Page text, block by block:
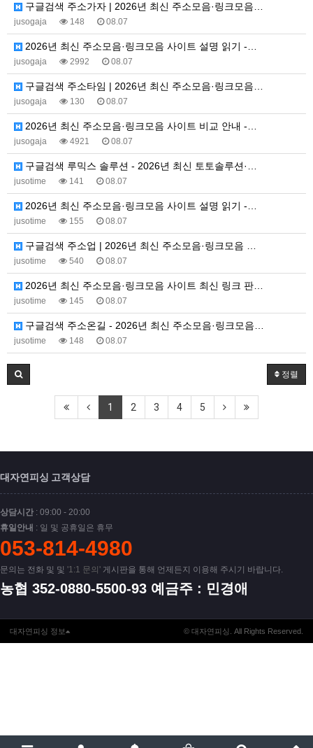
구글검색 주소가자 | 2026년 최신 주소모음·링크모음…
jusogaja 148 08.07
2026년 최신 주소모음·링크모음 사이트 설명 읽기 -…
jusogaja 2992 08.07
구글검색 주소타임 | 2026년 최신 주소모음·링크모음…
jusogaja 130 08.07
2026년 최신 주소모음·링크모음 사이트 비교 안내 -…
jusogaja 4921 08.07
구글검색 루믹스 솔루션 - 2026년 최신 토토솔루션·…
jusotime 141 08.07
2026년 최신 주소모음·링크모음 사이트 설명 읽기 -…
jusotime 155 08.07
구글검색 주소업 | 2026년 최신 주소모음·링크모음 …
jusotime 540 08.07
2026년 최신 주소모음·링크모음 사이트 최신 링크 판…
jusotime 145 08.07
구글검색 주소온길 - 2026년 최신 주소모음·링크모음…
jusotime 148 08.07
정렬
1 2 3 4 5
대자연피싱 고객상담
상담시간 : 09:00 - 20:00
휴일안내 : 일 및 공휴일은 휴무
053-814-4980
문의는 전화 및 및 '1:1 문의' 게시판을 통해 언제든지 이용해 주시기 바랍니다.
농협 352-0880-5500-93 예금주 : 민경애
대자연피싱 정보 © 대자연피싱. All Rights Reserved.